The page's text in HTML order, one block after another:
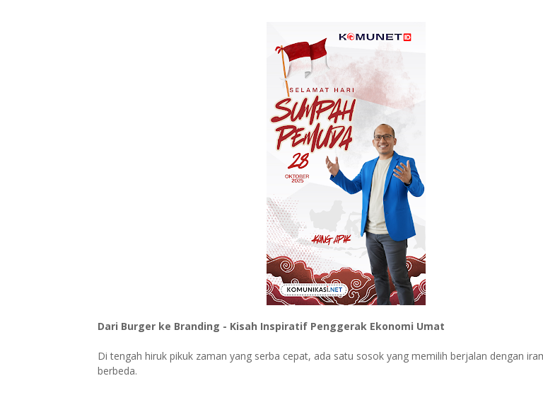
Dari Burger ke Branding - Kisah Inspiratif Penggerak Ekonomi Umat
Di tengah hiruk pikuk zaman yang serba cepat, ada satu sosok yang memilih berjalan dengan
berbeda.